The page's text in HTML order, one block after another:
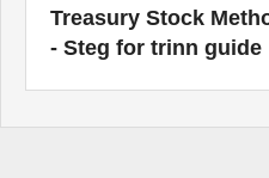
Treasury Stock
- Steg for trinn guide